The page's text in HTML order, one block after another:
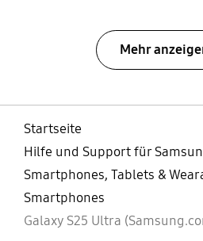
Mehr
Startseite
Hilfe und Support für
Smartphones, Tablets &
Smartphones
Galaxy S25 Ultra